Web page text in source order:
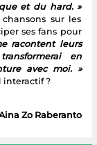
et du hard. »
sur les
ses fans pour
racontent leurs
en
avec moi. »
interactif ?
Zo Raberanto